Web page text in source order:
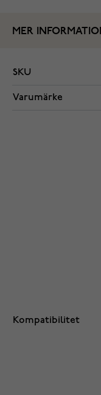
MER
SKU
Varumärke
Kompatibilitet